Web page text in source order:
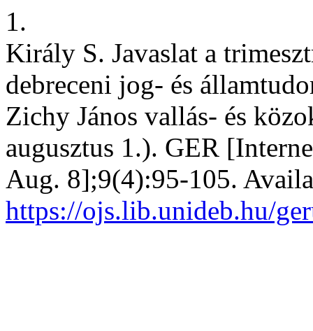
1.
Király S. Javaslat a
debreceni jog- és
Zichy János vallás- és
augusztus 1.). GER
Aug. 8];9(4):95-105.
https://ojs.lib.unideb.hu/